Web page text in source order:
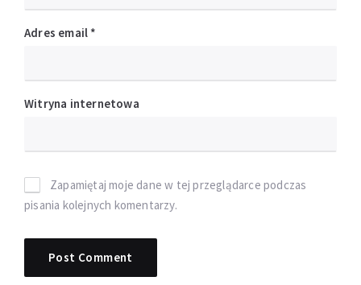
Adres email *
Witryna internetowa
Zapamiętaj moje dane w tej przeglądarce podczas
pisania kolejnych komentarzy.